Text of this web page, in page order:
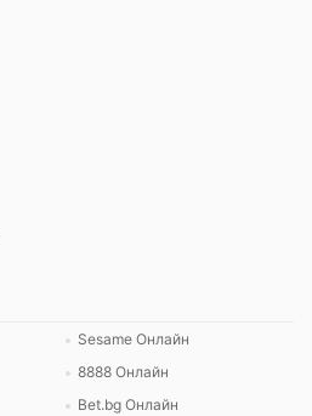
Sesame Онлайн
8888 Онлайн
Bet.bg Онлайн